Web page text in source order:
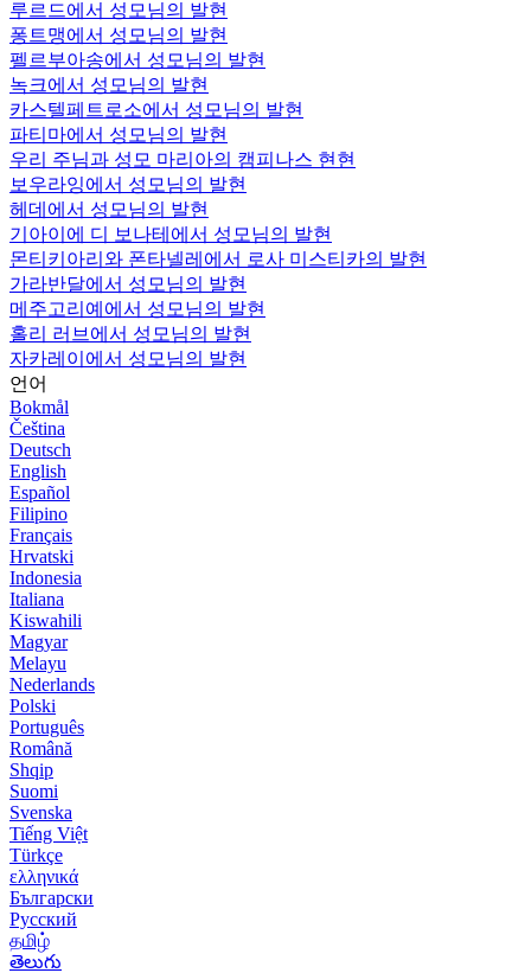
루르드에서 성모님의 발현
퐁트맹에서 성모님의 발현
펠르부아송에서 성모님의 발현
녹크에서 성모님의 발현
카스텔페트로소에서 성모님의 발현
파티마에서 성모님의 발현
우리 주님과 성모 마리아의 캠피나스 현현
보우라잉에서 성모님의 발현
헤데에서 성모님의 발현
기아이에 디 보나테에서 성모님의 발현
몬티키아리와 폰타넬레에서 로사 미스티카의 발현
가라반달에서 성모님의 발현
메주고리예에서 성모님의 발현
홀리 러브에서 성모님의 발현
자카레이에서 성모님의 발현
언어
Bokmål
Čeština
Deutsch
English
Español
Filipino
Français
Hrvatski
Indonesia
Italiana
Kiswahili
Magyar
Melayu
Nederlands
Polski
Português
Română
Shqip
Suomi
Svenska
Tiếng Việt
Türkçe
ελληνικά
Български
Русский
தமிழ்
తెలుగు